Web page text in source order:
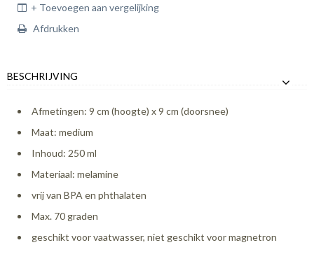
+ Toevoegen aan vergelijking
Afdrukken
BESCHRIJVING
Afmetingen: 9 cm (hoogte) x 9 cm (doorsnee)
Maat: medium
Inhoud: 250 ml
Materiaal: melamine
vrij van BPA en phthalaten
Max. 70 graden
geschikt voor vaatwasser, niet geschikt voor magnetron